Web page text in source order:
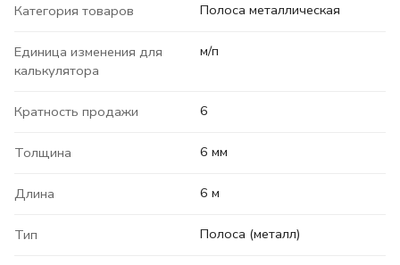
Категория товаров Полоса металлическая
Единица изменения для
калькулятора
м/п
Кратность продажи 6
Толщина 6 мм
Длина 6 м
Тип Полоса (металл)